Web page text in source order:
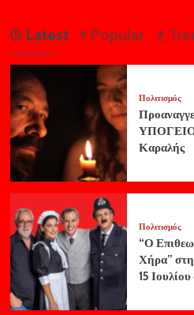
Latest Popular
Πολιτισμός
ΥΠΟΓΕΙΟ
Καραλής
Πολιτισμός
“Ο
Χήρα”
15